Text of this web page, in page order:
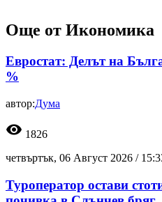
Още от Икономика
Евростат: Делът на
%
автор:Дума
visibility 1826
четвъртък, 06 Август 2026 /
Туроператор остави